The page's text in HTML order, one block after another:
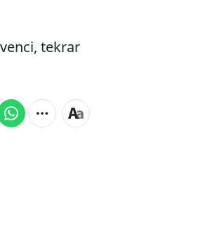
tekrar